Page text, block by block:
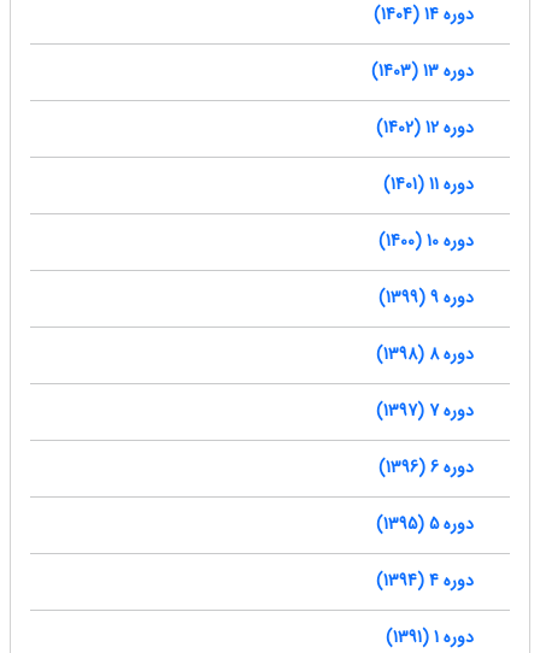
دوره 14 (1404)
دوره 13 (1403)
دوره 12 (1402)
دوره 11 (1401)
دوره 10 (1400)
دوره 9 (1399)
دوره 8 (1398)
دوره 7 (1397)
دوره 6 (1396)
دوره 5 (1395)
دوره 4 (1394)
دوره 1 (1391)